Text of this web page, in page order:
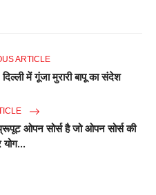
ARTICLE
में गूंजा मुरारी बापू का संदेश
ओपन सोर्स है जो ओपन सोर्स की
योग...